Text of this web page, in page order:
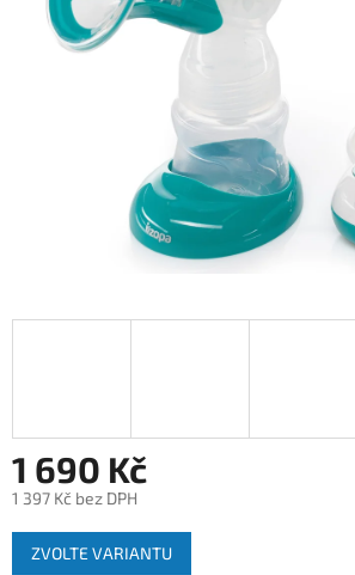
hvězdiček.
1 690 Kč
1 397 Kč bez DPH
Měrná
cena:
ZVOLTE VARIANTU